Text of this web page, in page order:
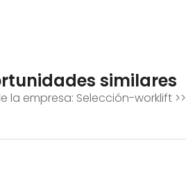
similares
la empresa: Selección-worklift >>